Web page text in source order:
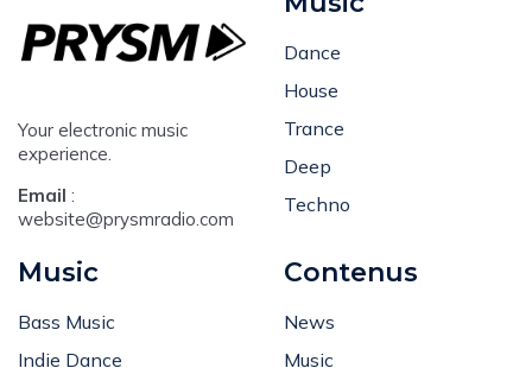
Your electronic music
experience.
Email :
website@prysmradio.com
Dance
House
Trance
Deep
Techno
Music
Bass Music
Indie Dance
Contenus
News
Music